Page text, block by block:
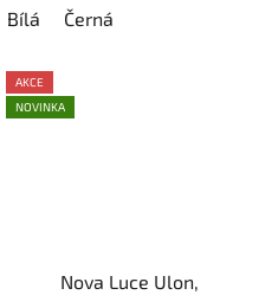
Bílá Černá
AKCE
NOVINKA
Nova Luce Ulon,